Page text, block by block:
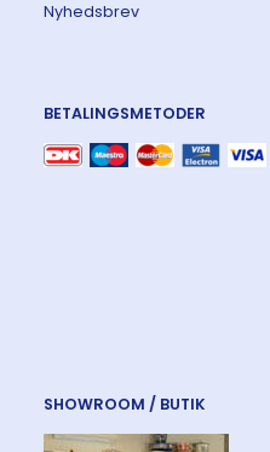
Nyhedsbrev
BETALINGSMETODER
SHOWROOM / BUTIK